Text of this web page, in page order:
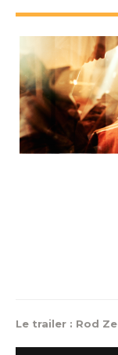
Le trailer : Rod